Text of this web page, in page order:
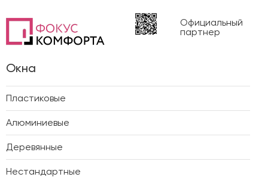
Официальный
партнер
Окна
Пластиковые
Алюминиевые
Деревянные
Нестандартные